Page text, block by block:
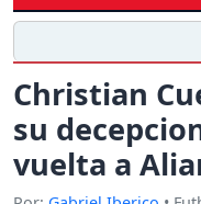
Christian
su
vuelta a